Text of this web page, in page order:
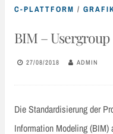
C-PLATTFORM /
BIM – Usergroup
27/08/2018 ADMIN
Die Standardisierung der
Information Modeling